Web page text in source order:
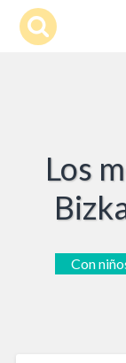
Los
Con